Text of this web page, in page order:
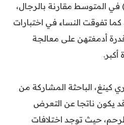
المتوسط مقارنة بالرجال،
تفوقت النساء في اختبارات
قدرة أدمغتهن على معالجة
أكبر.
كينغ، الباحثة المشاركة من
يكون ناتجا عن التعرض
حيث توجد اختلافات